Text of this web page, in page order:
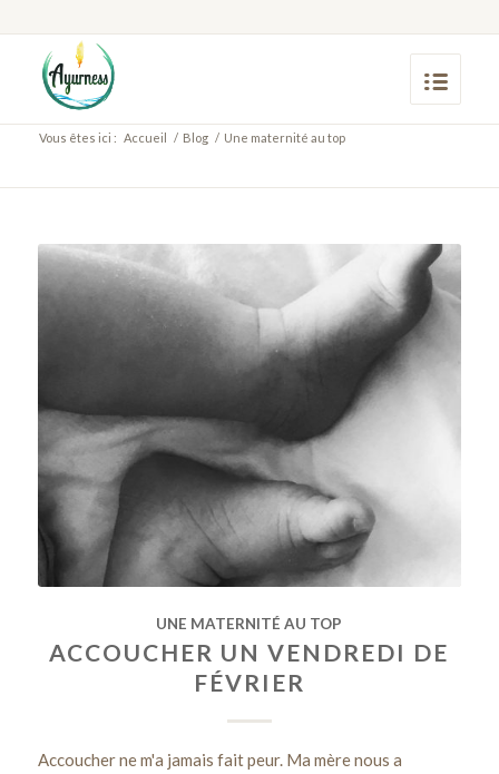
Vous êtes ici : Accueil / Blog / Une maternité au top
UNE MATERNITÉ AU TOP
ACCOUCHER UN VENDREDI DE
FÉVRIER
Accoucher ne m'a jamais fait peur. Ma mère nous a